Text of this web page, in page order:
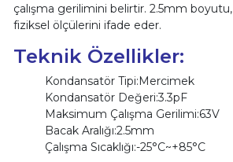
çalışma gerilimini belirtir. 2.5mm boyutu,
fiziksel ölçülerini ifade eder.
Teknik Özellikler:
Kondansatör Tipi:Mercimek
Kondansatör Değeri:3.3pF
Maksimum Çalışma Gerilimi:63V
Bacak Aralığı:2.5mm
Çalışma Sıcaklığı:-25°C~+85°C